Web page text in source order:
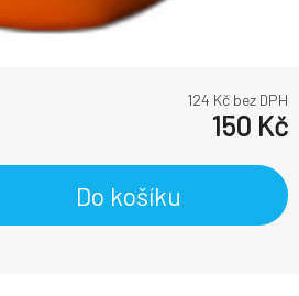
124 Kč bez DPH
150 Kč
Do košíku